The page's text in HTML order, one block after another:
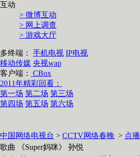
互动
> 微博互动
> 网上调查
> 游戏大厅
多终端： 手机电视 IP电视
移动传媒 央视wap
客户端：
CBox
2011年精彩回看：
第一场 第二场 第三场
第四场 第五场 第六场
中国网络电视台 > CCTV网络春晚 > 点播
歌曲 《Super妈咪》 孙悦